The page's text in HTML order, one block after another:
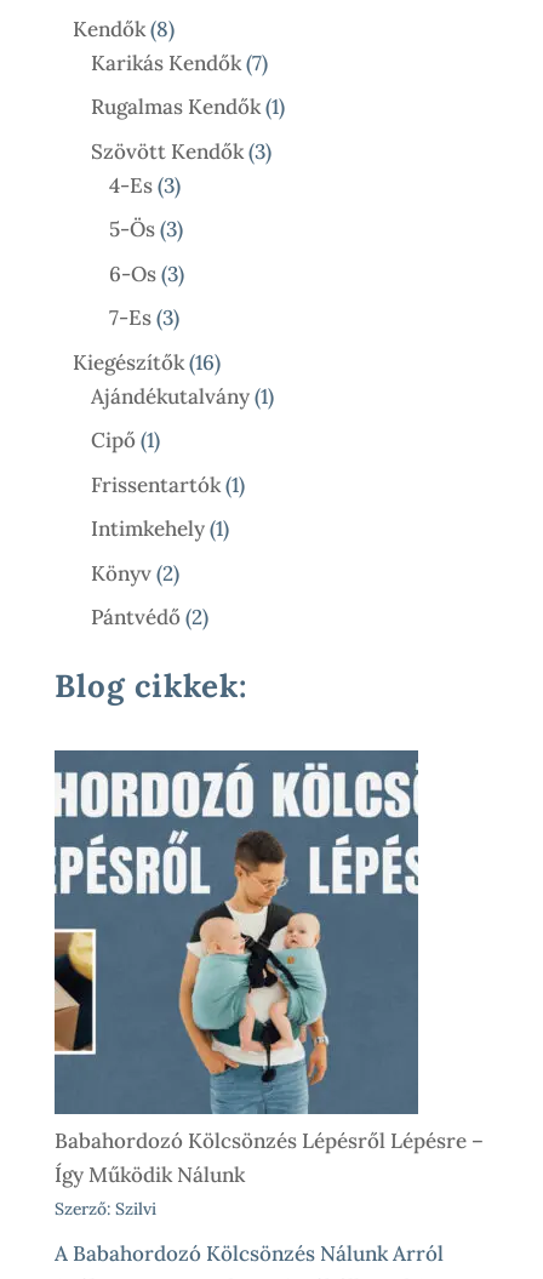
Kendők 88
Termék
Karikás Kendők 77
Termék
Rugalmas Kendők 11
Szövött Kendők 33
4-Es 33
Termék
5-Ös 33
Termék
6-Os 33
Termék
7-Es 33
Termék
Kiegészítők 1616
Termék
Ajándékutalvány 11
Cipő 11
Termék
Frissentartók 11
Intimkehely 11
Könyv 22
Termék
Pántvédő 22
Blog cikkek:
Babahordozó Kölcsönzés Lépésről Lépésre –
Így Működik Nálunk
Szerző: Szilvi
A Babahordozó Kölcsönzés Nálunk Arról